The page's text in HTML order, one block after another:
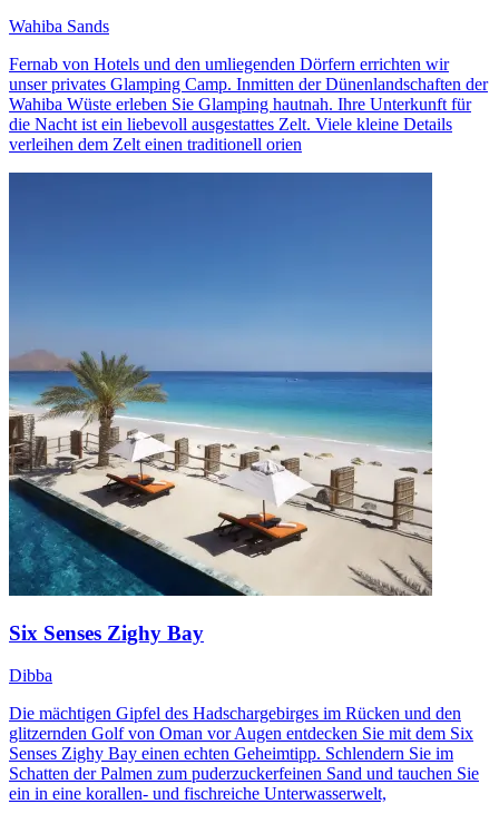
Wahiba Sands
Fernab von Hotels und den umliegenden Dörfern errichten wir
unser privates Glamping Camp. Inmitten der Dünenlandschaften der
Wahiba Wüste erleben Sie Glamping hautnah. Ihre Unterkunft für
die Nacht ist ein liebevoll ausgestattes Zelt. Viele kleine Details
verleihen dem Zelt einen traditionell orien
Six Senses Zighy Bay
Dibba
Die mächtigen Gipfel des Hadschargebirges im Rücken und den
glitzernden Golf von Oman vor Augen entdecken Sie mit dem Six
Senses Zighy Bay einen echten Geheimtipp. Schlendern Sie im
Schatten der Palmen zum puderzuckerfeinen Sand und tauchen Sie
ein in eine korallen- und fischreiche Unterwasserwelt,